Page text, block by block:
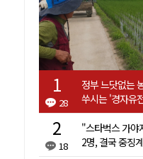
28
정부 느닷없는
쑤시는 '경자유
18
"스타벅스 가야
2명, 결국 중징계